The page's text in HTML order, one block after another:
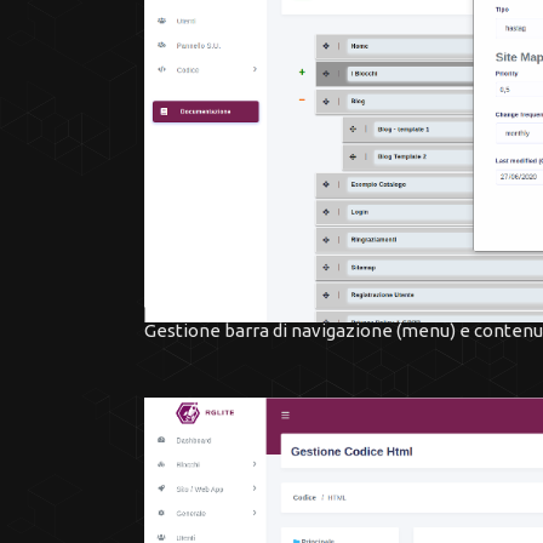
Gestione barra di navigazione (menu) e